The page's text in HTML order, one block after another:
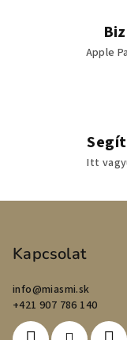
Apple
Itt
Kapcsolat
info@miasmi.sk
+421 907 786 140